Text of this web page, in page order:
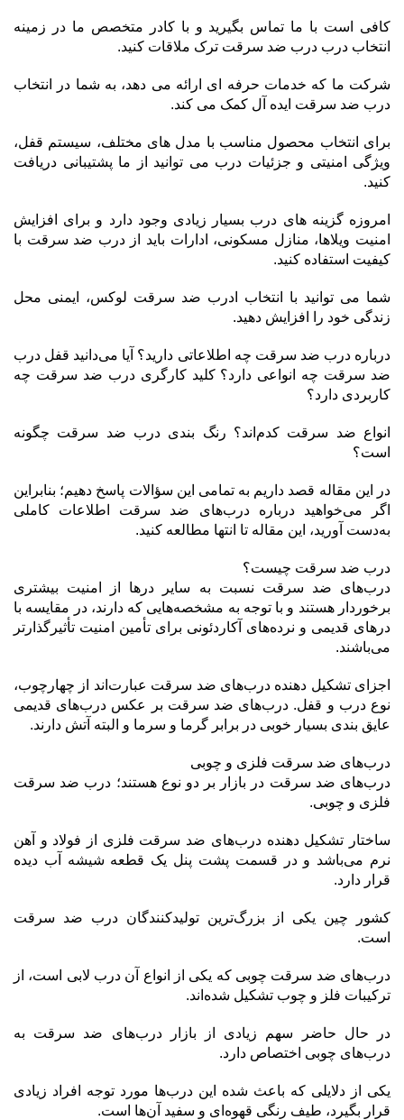
کافی است با ما تماس بگیرید و با کادر متخصص ما در زمینه
انتخاب درب درب ضد سرقت ترک ملاقات کنید.
شرکت ما که خدمات حرفه ای ارائه می دهد، به شما در انتخاب
درب ضد سرقت ایده آل کمک می کند.
برای انتخاب محصول مناسب با مدل های مختلف، سیستم قفل،
ویژگی امنیتی و جزئیات درب می توانید از ما پشتیبانی دریافت
کنید.
امروزه گزینه های درب بسیار زیادی وجود دارد و برای افزایش
امنیت ویلاها، منازل مسکونی، ادارات باید از درب ضد سرقت با
کیفیت استفاده کنید.
شما می توانید با انتخاب ادرب ضد سرقت لوکس، ایمنی محل
زندگی خود را افزایش دهید.
درباره درب ضد سرقت چه اطلاعاتی دارید؟ آیا می‌دانید قفل درب
ضد سرقت چه انواعی دارد؟ کلید کارگری درب ضد سرقت چه
کاربردی دارد؟
انواع ضد سرقت کدم‌اند؟ رنگ بندی درب ضد سرقت چگونه
است؟
در این مقاله قصد داریم به تمامی این سؤالات پاسخ دهیم؛ بنابراین
اگر می‌خواهید درباره درب‌های ضد سرقت اطلاعات کاملی
به‌دست آورید، این مقاله تا انتها مطالعه کنید.
درب ضد سرقت چیست؟
درب‌های ضد سرقت نسبت به سایر درها از امنیت بیشتری
برخوردار هستند و با توجه به مشخصه‌هایی که دارند، در مقایسه با
درهای قدیمی و نرده‌های آکاردئونی برای تأمین امنیت تأثیرگذارتر
می‌باشند.
اجزای تشکیل دهنده درب‌های ضد سرقت عبارت‌اند از چهارچوب،
نوع درب و قفل. درب‌های ضد سرقت بر عکس درب‌های قدیمی
عایق بندی بسیار خوبی در برابر گرما و سرما و البته آتش دارند.
درب‌های ضد سرقت فلزی و چوبی
درب‌های ضد سرقت در بازار بر دو نوع هستند؛ درب ضد سرقت
فلزی و چوبی.
ساختار تشکیل دهنده درب‌های ضد سرقت فلزی از فولاد و آهن
نرم می‌باشد و در قسمت پشت پنل یک قطعه شیشه آب دیده
قرار دارد.
کشور چین یکی از بزرگ‌ترین تولیدکنندگان درب ضد سرقت
است.
درب‌های ضد سرقت چوبی که یکی از انواع آن درب لابی است، از
ترکیبات فلز و چوب تشکیل شده‌اند.
در حال حاضر سهم زیادی از بازار درب‌های ضد سرقت به
درب‌های چوبی اختصاص دارد.
یکی از دلایلی که باعث شده این درب‌ها مورد توجه افراد زیادی
قرار بگیرد، طیف رنگی قهوه‌ای و سفید آن‌ها است.